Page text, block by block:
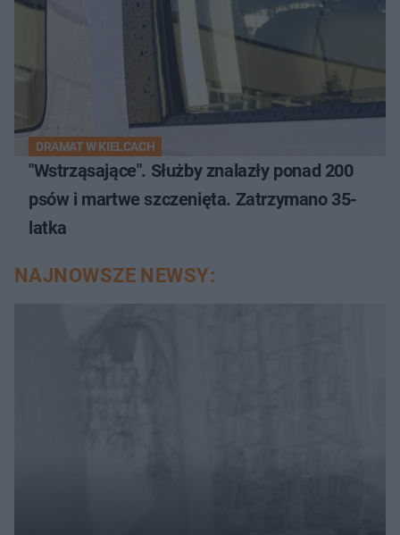
DRAMAT W KIELCACH
"Wstrząsające". Służby znalazły ponad 200
psów i martwe szczenięta. Zatrzymano 35-
latka
NAJNOWSZE NEWSY: